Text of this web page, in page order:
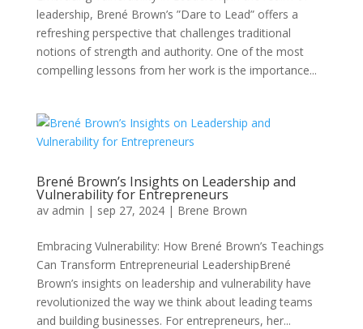
leadership, Brené Brown’s ”Dare to Lead” offers a
refreshing perspective that challenges traditional
notions of strength and authority. One of the most
compelling lessons from her work is the importance...
Brené Brown’s Insights on Leadership and
Vulnerability for Entrepreneurs
av admin | sep 27, 2024| Brene Brown
Embracing Vulnerability: How Brené Brown’s Teachings
Can Transform Entrepreneurial LeadershipBrené
Brown’s insights on leadership and vulnerability have
revolutionized the way we think about leading teams
and building businesses. For entrepreneurs, her...